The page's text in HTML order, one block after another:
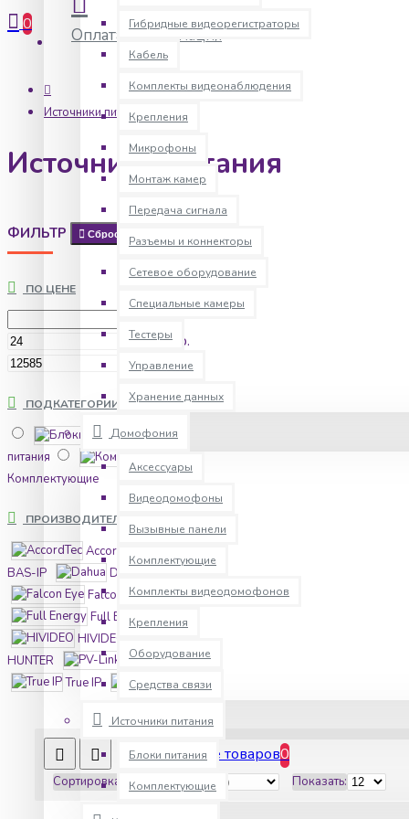
Оплата Информация
Гибридные видеорегистраторы
Кабель
Комплекты видеонаблюдения
Крепления
Микрофоны
Монтаж камер
Передача сигнала
Разъемы и коннекторы
Сетевое оборудование
Специальные камеры
Тестеры
Управление
Хранение данных
Домофония
Аксессуары
Видеодомофоны
Вызывные панели
Комплектующие
Комплекты видеодомофонов
Крепления
Оборудование
Средства связи
Источники питания
Блоки питания
Комплектующие
0
Источники питания
Источники питания
ФИЛЬТР Сбросить
ПО ЦЕНЕ
р.
р.
ПОДКАТЕГОРИИ
Блоки
питания
Комплектующие
ПРОИЗВОДИТЕЛИ
AccordTec
BAS-IP
Dahua
Falcon Eye
Full Energy
HIVIDEO
HUNTER
PV-Link
True IP
UNV
Сравнение товаров0
Сортировка: Показать: